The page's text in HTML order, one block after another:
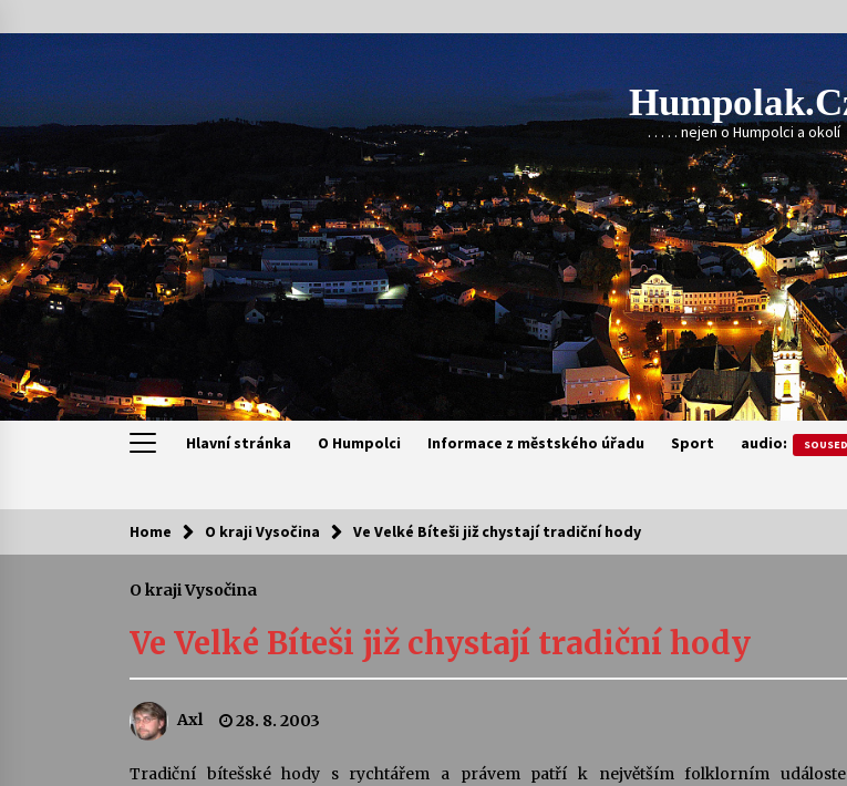
to
content
. . . . . nejen o Humpolci a okolí
Hlavní stránka O Humpolci Informace z městského úřadu Sport audio:
Kam za kulturou?
Camerata a Sukuba Ensemble
4. 8. 2026
Stávám se kapkou
30. 7. 2026
Pozvánka na integrační festival
Quijotova šedesátka: 28. 7.–1. 8.
28. 7. 2026
Home O kraji Vysočina Ve Velké Bíteši již chystají tradiční hody
O kraji Vysočina
Ve Velké Bíteši již chystají tradiční hody
Axl 28. 8. 2003
Tradiční bítešské hody s rychtářem a právem patří k největším folklorním